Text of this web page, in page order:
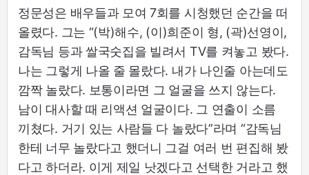
정문성은 배우들과 모여 7회를 시청했던 순간을 떠
올렸다. 그는 “(박)해수, (이)희준이 형, (곽)선영이,
감독님 등과 쌀국숫집을 빌려서 TV를 켜놓고 봤다.
나는 그렇게 나올 줄 몰랐다. 내가 나인줄 아는데도
깜짝 놀랐다. 보통이라면 그 얼굴을 쓰지 않는다.
남이 대사할 때 리액션 얼굴이다. 그 연출이 소름
끼쳤다. 거기 있는 사람들 다 놀랐다”라며 “감독님
한테 너무 놀랐다고 했더니 그걸 여러 번 편집해 봤
다고 하더라. 이게 제일 낫겠다고 선택한 거라고 했